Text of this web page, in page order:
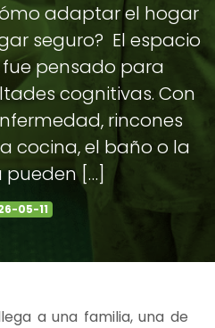
adaptar el hogar
seguro? El espacio
pensado para
cognitivas. Con
rincones
cocina, el baño o la
pueden […]
05-11
a una familia, una de